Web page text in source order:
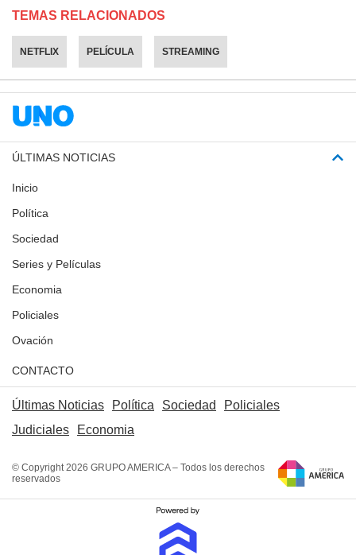
TEMAS RELACIONADOS
NETFLIX PELÍCULA STREAMING
ÚLTIMAS NOTICIAS
Inicio
Política
Sociedad
Series y Películas
Economia
Policiales
Ovación
CONTACTO
Últimas Noticias Política Sociedad
Policiales
Judiciales
Economia
© Copyright 2026 GRUPO AMERICA – Todos los derechos
reservados